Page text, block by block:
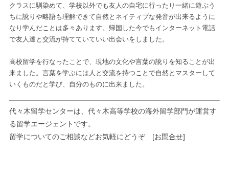
クラスに馴染めて、学校以外でも友人の自宅に行ったり一緒に遊ぶう
ちに訛りや略語も理解できて自然とネイティブな発音が出来るように
なり学んだことは多々あります。帰国した今でもインターネット電話
で友人達と交流が持てていていい出会いをしました。
高校留学を行なったことで、現地の文化や言葉の訛りを知ることが出
来ました。言葉を学ぶには人と交流を持つことで自然とマスターして
いくものだと学び、自分のものに出来ました。
代々木留学センターは、代々木高等学校の海外留学部門が運営す
る留学エージェントです。
留学についてのご相談などお気軽にどうぞ [お問合せ]